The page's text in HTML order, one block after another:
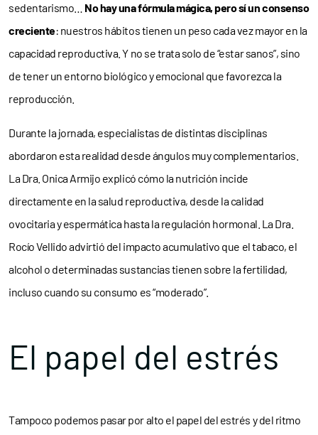
sedentarismo… No hay una fórmula mágica, pero sí un consenso
creciente: nuestros hábitos tienen un peso cada vez mayor en la
capacidad reproductiva. Y no se trata solo de “estar sanos”, sino
de tener un entorno biológico y emocional que favorezca la
reproducción.
Durante la jornada, especialistas de distintas disciplinas
abordaron esta realidad desde ángulos muy complementarios.
La Dra. Onica Armijo explicó cómo la nutrición incide
directamente en la salud reproductiva, desde la calidad
ovocitaria y espermática hasta la regulación hormonal. La Dra.
Rocío Vellido advirtió del impacto acumulativo que el tabaco, el
alcohol o determinadas sustancias tienen sobre la fertilidad,
incluso cuando su consumo es “moderado”.
El papel del estrés
Tampoco podemos pasar por alto el papel del estrés y del ritmo